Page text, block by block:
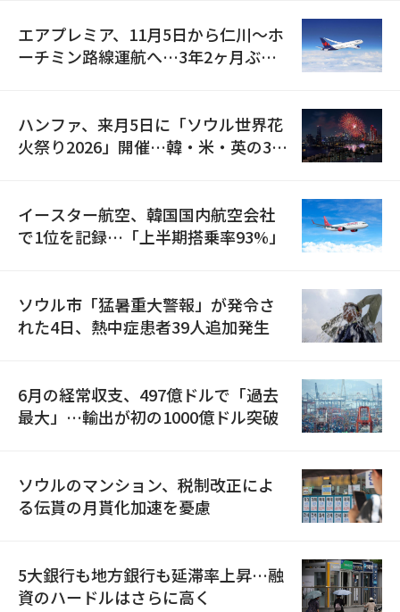
エアプレミア、11月5日から仁川〜ホ
ーチミン路線運航へ…3年2ヶ月ぶり
ハンファ、来月5日に「ソウル世界花
火祭り2026」開催…韓・米・英の3カ
イースター航空、韓国国内航空会社
で1位を記録…「上半期搭乗率93%」
ソウル市「猛暑重大警報」が発令さ
れた4日、熱中症患者39人追加発生
6月の経常収支、497億ドルで「過去
最大」…輸出が初の1000億ドル突破
ソウルのマンション、税制改正によ
る伝貰の月貰化加速を憂慮
5大銀行も地方銀行も延滞率上昇…融
資のハードルはさらに高く